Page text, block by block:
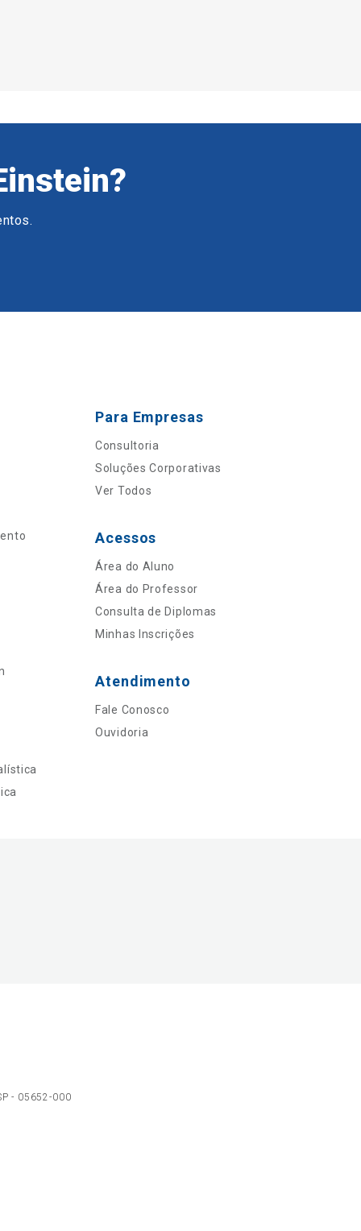
Para Empresas
Consultoria
Soluções Corporativas
Ver Todos
Acessos
Área do Aluno
Área do Professor
Consulta de Diplomas
Minhas Inscrições
Atendimento
Fale Conosco
Ouvidoria
- 05652-000